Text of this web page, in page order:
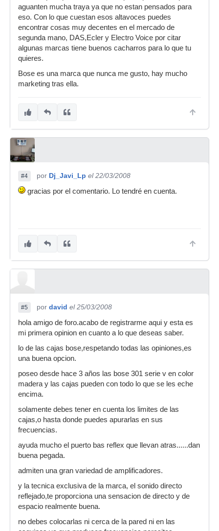
aguanten mucha traya ya que no estan pensados para
eso. Con lo que cuestan esos altavoces puedes
encontrar cosas muy decentes en el mercado de
segunda mano, DAS,Ecler y Electro Voice por citar
algunas marcas tiene buenos cacharros para lo que tu
quieres.
Bose es una marca que nunca me gusto, hay mucho
marketing tras ella.
#4 por Dj_Javi_Lp el 22/03/2008
gracias por el comentario. Lo tendré en cuenta.
#5 por david el 25/03/2008
hola amigo de foro.acabo de registrarme aqui y esta es
mi primera opinion en cuanto a lo que deseas saber.
lo de las cajas bose,respetando todas las opiniones,es
una buena opcion.
poseo desde hace 3 años las bose 301 serie v en color
madera y las cajas pueden con todo lo que se les eche
encima.
solamente debes tener en cuenta los limites de las
cajas,o hasta donde puedes apurarlas en sus
frecuencias.
ayuda mucho el puerto bas reflex que llevan atras......dan
buena pegada.
admiten una gran variedad de amplificadores.
y la tecnica exclusiva de la marca, el sonido directo
reflejado,te proporciona una sensacion de directo y de
espacio realmente buena.
no debes colocarlas ni cerca de la pared ni en las